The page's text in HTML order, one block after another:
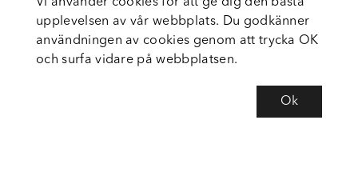
upplevelsen av vår webbplats. Du godkänner
användningen av cookies genom att trycka OK
och surfa vidare på webbplatsen.
Ok